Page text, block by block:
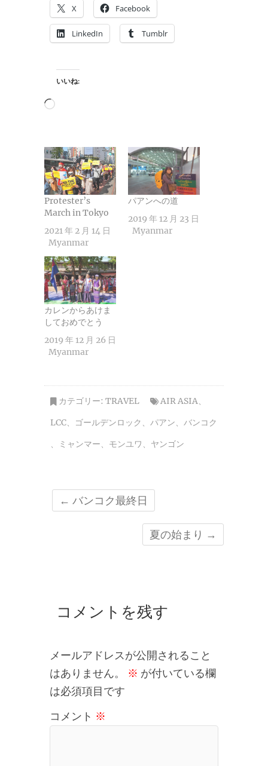
X Facebook
LinkedIn Tumblr
いいね:
読
中…
Protester’s
March in Tokyo
2021 年 2 月 14 日
Myanmar
パアンへの道
2019 年 12 月 23 日
Myanmar
カレンからあけま
しておめでとう
2019 年 12 月 26 日
Myanmar
カテゴリー: TRAVEL AIR ASIA
LCC
ゴールデンロック パアン
バンコク
ミャンマー モンユワ ヤンゴン
← バンコク最終日
夏の始まり →
コメントを残す
メールアドレスが公開されること
はありません。
※ が付いている欄
は必須項目です
コメント ※